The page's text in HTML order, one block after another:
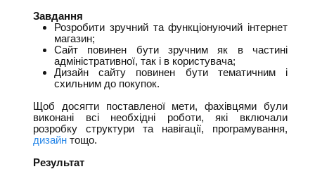
Завдання
Розробити зручний та функціонуючий інтернет
магазин;
Сайт повинен бути зручним як в частині
адміністративної, так і в користувача;
Дизайн сайту повинен бути тематичним і
схильним до покупок.
Щоб досягти поставленої мети, фахівцями були
виконані всі необхідні роботи, які включали
розробку структури та навігації, програмування,
дизайн тощо.
Результат